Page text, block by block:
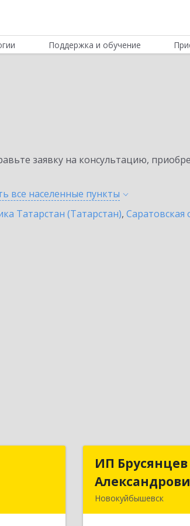
Поддержка и обучение
заявку на консультацию,
все населенные пункты
Татарстан (Татарстан), Саратовская
Алла
ИП
Новокуйбышевск
ИП